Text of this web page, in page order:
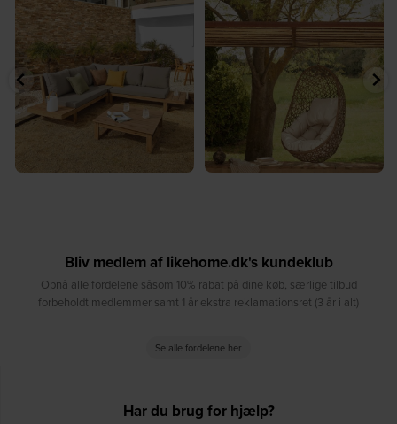
☀️ Sommerens naturlige
samlingspunkt⁠
8 0
☀️ Find dit yndlingssted denne
sommer⁠
...
8 0
Bliv medlem af likehome.dk's kundeklub
Opnå alle fordelene såsom 10% rabat på dine køb, særlige tilbud
forbeholdt medlemmer samt 1 år ekstra reklamationsret (3 år i alt)
Se alle fordelene her
Har du brug for hjælp?